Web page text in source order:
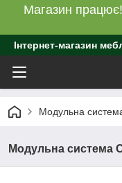
Магазин працює!
Інтернет-магазин
Модульна
Модульна система